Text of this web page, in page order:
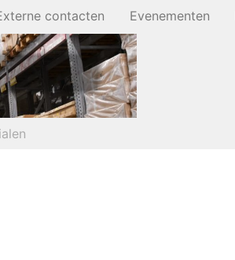
contacten Evenementen